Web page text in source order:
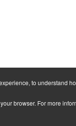
to understand
browser. For more